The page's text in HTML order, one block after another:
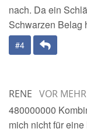
nach. Da ein
Schwarzen Belag
#4 Antwort
RENE VOR
480000000
mich nicht für